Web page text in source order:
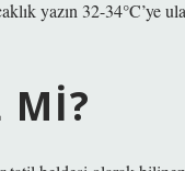
yazın 32-34°C’ye
MI?